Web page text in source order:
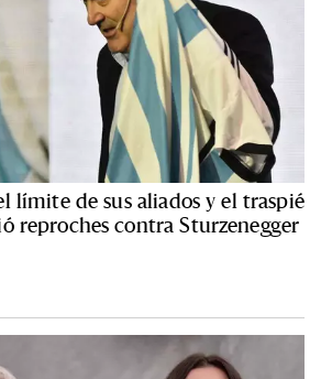
límite de sus aliados y el traspié
reproches contra Sturzenegger